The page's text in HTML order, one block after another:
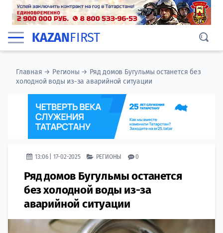
KAZANFIRST
Главная → Регионы → Ряд домов Бугульмы останется без
холодной воды из-за аварийной ситуации
13:06 | 17-02-2025 РЕГИОНЫ 0
Ряд домов Бугульмы останется
без холодной воды из-за
аварийной ситуации